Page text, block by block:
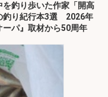
を釣り歩いた作家「開高
釣り紀行本3選 2026年
ーパ』取材から50周年